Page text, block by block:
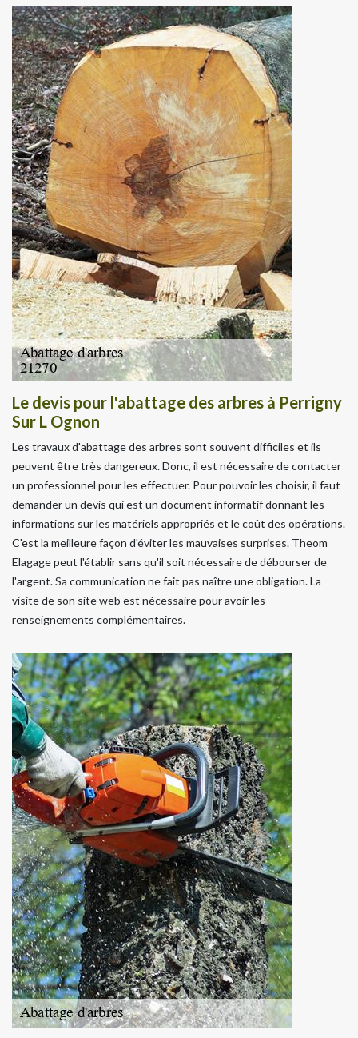
Le devis pour l'abattage des arbres à Perrigny
Sur L Ognon
Les travaux d'abattage des arbres sont souvent difficiles et ils
peuvent être très dangereux. Donc, il est nécessaire de contacter
un professionnel pour les effectuer. Pour pouvoir les choisir, il faut
demander un devis qui est un document informatif donnant les
informations sur les matériels appropriés et le coût des opérations.
C'est la meilleure façon d'éviter les mauvaises surprises. Theom
Elagage peut l'établir sans qu'il soit nécessaire de débourser de
l'argent. Sa communication ne fait pas naître une obligation. La
visite de son site web est nécessaire pour avoir les
renseignements complémentaires.